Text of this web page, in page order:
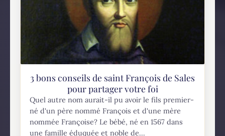
3 bons conseils de saint François de Sales
pour partager votre foi
Quel autre nom aurait-il pu avoir le fils premier-
né d'un père nommé François et d'une mère
nommée Françoise? Le bébé, né en 1567 dans
une famille éduquée et noble de...